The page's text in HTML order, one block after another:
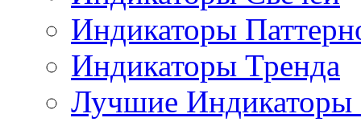
Индикаторы
Индикаторы Тренда
Лучшие Индикаторы